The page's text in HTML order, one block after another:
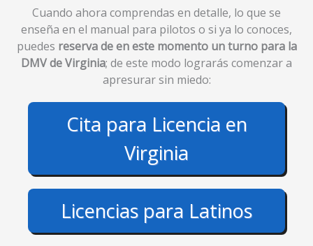
Cuando ahora comprendas en detalle, lo que se
enseña en el manual para pilotos o si ya lo conoces,
puedes reserva de en este momento un turno para la
DMV de Virginia; de este modo lograrás comenzar a
apresurar sin miedo:
Cita para Licencia en
Virginia
Licencias para Latinos